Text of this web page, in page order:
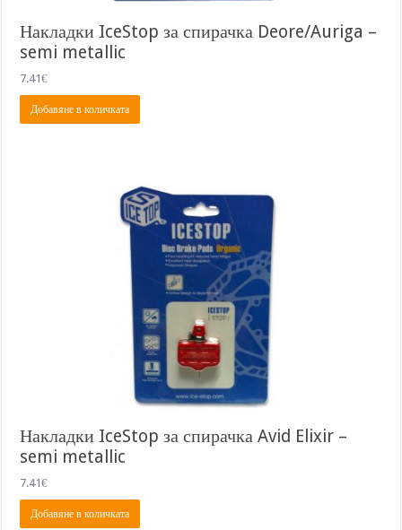
Накладки IceStop за спирачка Deore/Auriga –
semi metallic
7.41€
Добавяне в количката
Накладки IceStop за спирачка Avid Elixir –
semi metallic
7.41€
Добавяне в количката